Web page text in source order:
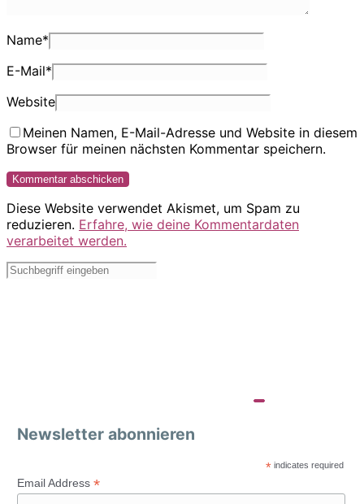
Name*
E-Mail*
Website
Meinen Namen, E-Mail-Adresse und Website in diesem
Browser für meinen nächsten Kommentar speichern.
Diese Website verwendet Akismet, um Spam zu
reduzieren. Erfahre, wie deine Kommentardaten
verarbeitet werden.
Newsletter abonnieren
* indicates required
Email Address *